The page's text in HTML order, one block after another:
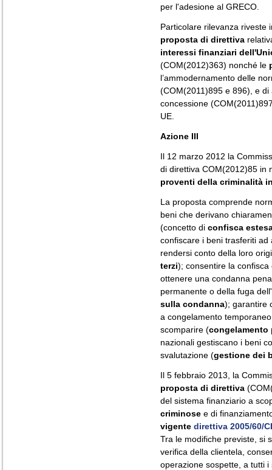
per l'adesione al GRECO.
Particolare rilevanza riveste
proposta di direttiva
interessi finanziari
(COM(2012)363) nonché le
l’ammodernamento delle
(COM(2011)895 e 896), e
concessione
UE.
Azione III
Il 12 marzo 2012 la
di direttiva COM(2012)85 in
proventi della criminalità
La proposta comprende
beni che derivano
(concetto di confisca
confiscare i beni trasferiti
rendersi conto della loro
terzi); consentire la
ottenere una condanna
permanente o della fuga
sulla condanna); garantire
a congelamento
scomparire (congelamento
nazionali gestiscano i beni
svalutazione (gestione dei
Il 5 febbraio 2013, la
proposta di direttiva
del sistema finanziario a
criminose e di
vigente direttiva 2005/60/
Tra le modifiche previste, si
verifica della clientela,
operazione sospette, a tutti